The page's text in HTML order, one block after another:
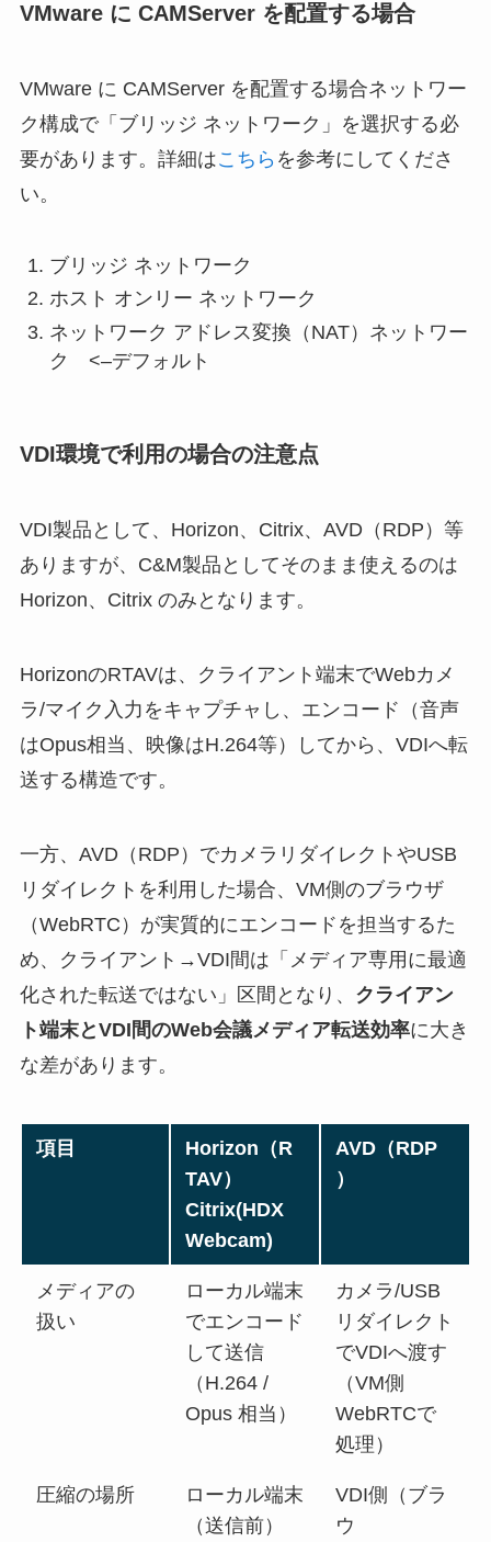
VMware に CAMServer を配置する場合
VMware に CAMServer を配置する場合ネットワー
ク構成で「ブリッジ ネットワーク」を選択する必
要があります。詳細はこちら を参考にしてくださ
い。
ブリッジ ネットワーク
ホスト オンリー ネットワーク
ネットワーク アドレス変換（NAT）ネットワー
ク <–デフォルト
VDI環境で利用の場合の注意点
VDI製品として、Horizon、Citrix、AVD（RDP）等
ありますが、C&M製品としてそのまま使えるのは
Horizon、Citrix のみとなります。
HorizonのRTAVは、クライアント端末でWebカメ
ラ/マイク入力をキャプチャし、エンコード（音声
はOpus相当、映像はH.264等）してから、VDIへ転
送する構造です。
一方、AVD（RDP）でカメラリダイレクトやUSB
リダイレクトを利用した場合、VM側のブラウザ
（WebRTC）が実質的にエンコードを担当するた
め、クライアント→VDI間は「メディア専用に最適
化された転送ではない」区間となり、 クライアン
ト端末とVDI間のWeb会議メディア転送効率に大き
な差があります。
項目
Horizon（R
TAV）
Citrix(HDX
Webcam)
AVD（RDP
）
メディアの
扱い
ローカル端末
でエンコード
して送信
（H.264 /
Opus 相当）
カメラ/USB
リダイレクト
でVDIへ渡す
（VM側
WebRTCで
処理）
圧縮の場所
ローカル端末
（送信前）
VDI側（ブラ
ウ